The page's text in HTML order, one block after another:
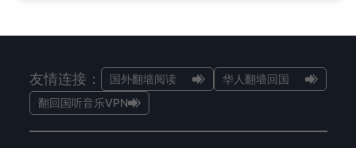
友情连接： 国外翻墙阅读
华人翻墙回国
翻回国听音乐VPN